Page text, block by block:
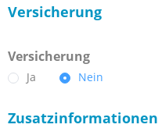
Versicherung
Versicherung
Ja Nein
Zusatzinformationen